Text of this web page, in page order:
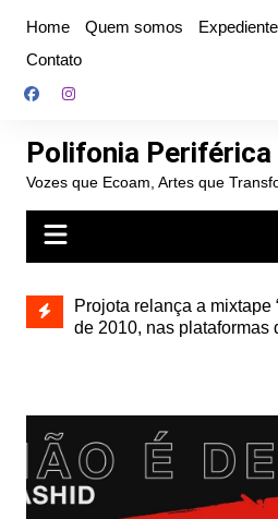
conteúdo
Home Quem somos Expediente
Contato
Polifonia Periférica
Vozes que Ecoam, Artes que
de 2010, nas plataformas
Farofa Carioca lança